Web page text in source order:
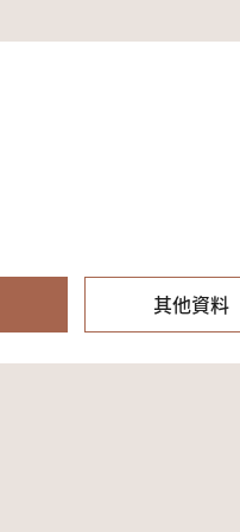
其他資料